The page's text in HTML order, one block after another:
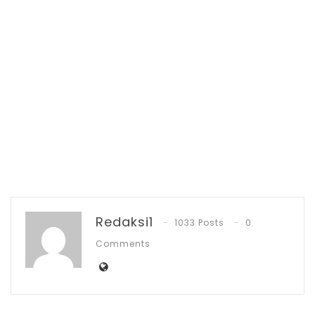
yang di pesan oleh Sangadi, namun tiba-
tiba saja dibatalkan pesanan itu.
“Kami sudah merugi dengan puluhan juta
Redaksi1 1033 Posts
0
Comments